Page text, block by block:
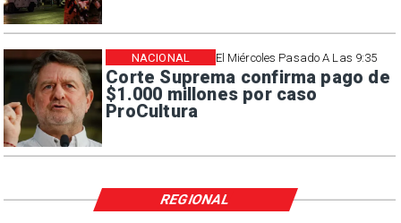
El Miércoles Pasado A Las 9:35
Corte Suprema confirma pago de
$1.000 millones por caso
ProCultura
NACIONAL
REGIONAL